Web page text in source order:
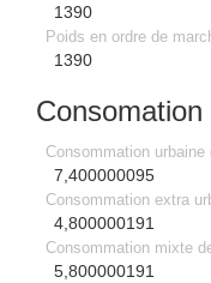
1390
Poids en ordre de
1390
Consommation
7,400000095
Consommation extra
4,800000191
Consommation mixte
5,800000191